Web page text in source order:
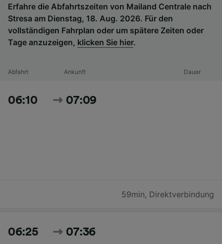
Erfahre die Abfahrtszeiten von Mailand Centrale nach
Stresa am Dienstag, 18. Aug. 2026. Für den
vollständigen Fahrplan oder um spätere Zeiten oder
Tage anzuzeigen, klicken Sie hier.
Abfahrt Ankunft Dauer
06:10 07:09
59min, Direktverbindung
06:25 07:36